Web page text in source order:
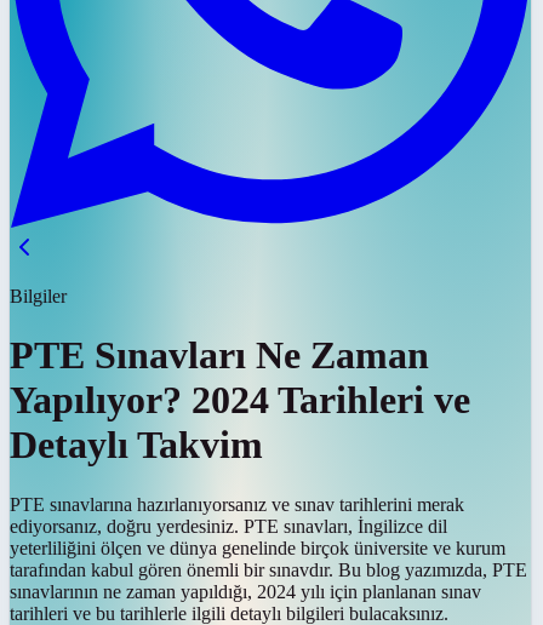
Bilgiler
PTE Sınavları Ne Zaman
Yapılıyor? 2024 Tarihleri ve
Detaylı Takvim
PTE sınavlarına hazırlanıyorsanız ve sınav tarihlerini merak
ediyorsanız, doğru yerdesiniz. PTE sınavları, İngilizce dil
yeterliliğini ölçen ve dünya genelinde birçok üniversite ve kurum
tarafından kabul gören önemli bir sınavdır. Bu blog yazımızda, PTE
sınavlarının ne zaman yapıldığı, 2024 yılı için planlanan sınav
tarihleri ve bu tarihlerle ilgili detaylı bilgileri bulacaksınız.